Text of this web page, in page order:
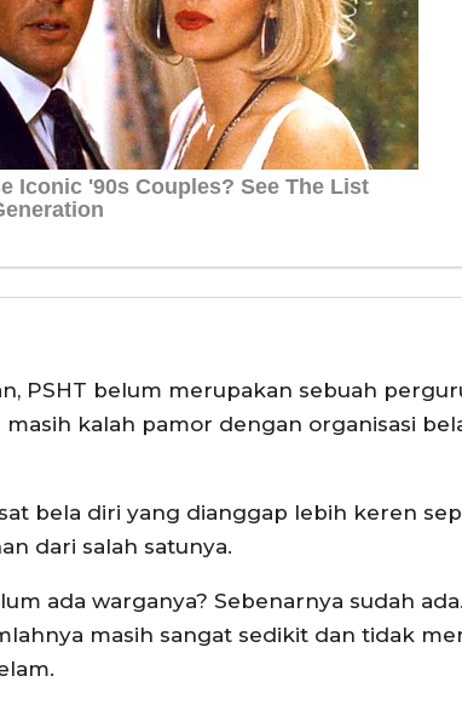
PSHT belum merupakan sebuah
masih kalah pamor dengan organisasi
bela diri yang dianggap lebih keren
dari salah satunya.
ada warganya? Sebenarnya sudah
masih sangat sedikit dan tidak